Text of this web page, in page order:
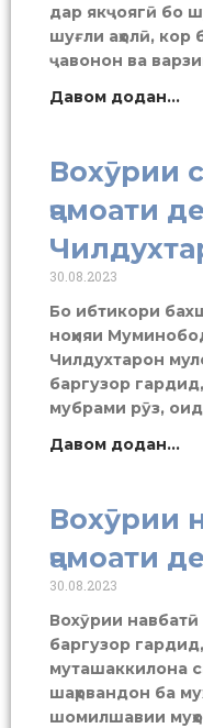
дар якҷоягӣ бо
шуғли аҳолӣ, кор
ҷавонон ва
Давом додан...
Вохӯрии
ҷамоати
30.08.2023
Бо ибтикори
ноҳияи
Чилдухтарон
баргузор
мубрами рӯз, оид
Давом додан...
Вохӯрии
ҷамоати
30.08.2023
Вохӯрии навбатӣ
баргузор
муташаккилона
шаҳрвандон ба
шомилшавии